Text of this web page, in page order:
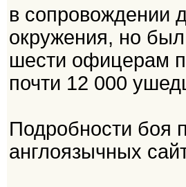
в сопровождении
окружения, но
шести офицерам
почти 12 000
Подробности боя
англоязычных